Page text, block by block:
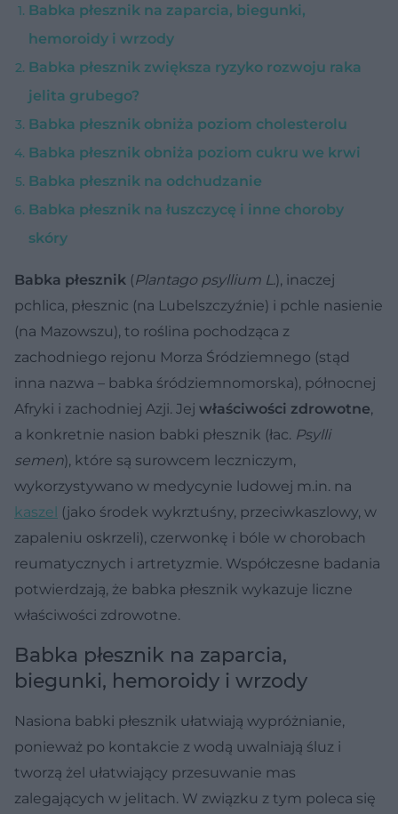
Babka płesznik na zaparcia, biegunki,
hemoroidy i wrzody
Babka płesznik zwiększa ryzyko rozwoju raka
jelita grubego?
Babka płesznik obniża poziom cholesterolu
Babka płesznik obniża poziom cukru we krwi
Babka płesznik na odchudzanie
Babka płesznik na łuszczycę i inne choroby
skóry
Babka płesznik (Plantago psyllium L. ), inaczej
pchlica, płesznic (na Lubelszczyźnie) i pchle nasienie
(na Mazowszu), to roślina pochodząca z
zachodniego rejonu Morza Śródziemnego (stąd
inna nazwa – babka śródziemnomorska), północnej
Afryki i zachodniej Azji. Jej właściwości zdrowotne,
a konkretnie nasion babki płesznik (łac. Psylli
semen), które są surowcem leczniczym,
wykorzystywano w medycynie ludowej m.in. na
kaszel (jako środek wykrztuśny, przeciwkaszlowy, w
zapaleniu oskrzeli), czerwonkę i bóle w chorobach
reumatycznych i artretyzmie. Współczesne badania
potwierdzają, że babka płesznik wykazuje liczne
właściwości zdrowotne.
Babka płesznik na zaparcia,
biegunki, hemoroidy i wrzody
Nasiona babki płesznik ułatwiają wypróżnianie,
ponieważ po kontakcie z wodą uwalniają śluz i
tworzą żel ułatwiający przesuwanie mas
zalegających w jelitach. W związku z tym poleca się